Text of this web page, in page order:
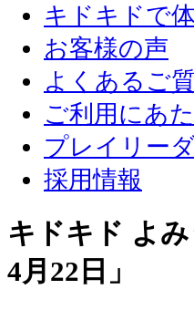
キドキドで
お客様の声
よくあるご
ご利用にあ
プレイリー
採用情報
キドキド よ
4月22日 」